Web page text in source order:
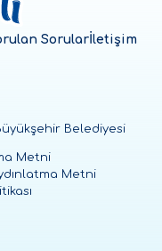
Sorularİletişim
Belediyesi
Metni
Metni